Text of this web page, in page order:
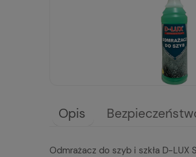
Opis
Odmrażacz do szyb i szkła D-